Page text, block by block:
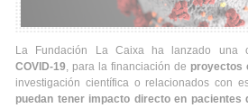
La Fundación La Caixa ha lanzado una
COVID-19, para la financiación de proyectos
investigación científica o relacionados con
puedan tener impacto directo en pacientes